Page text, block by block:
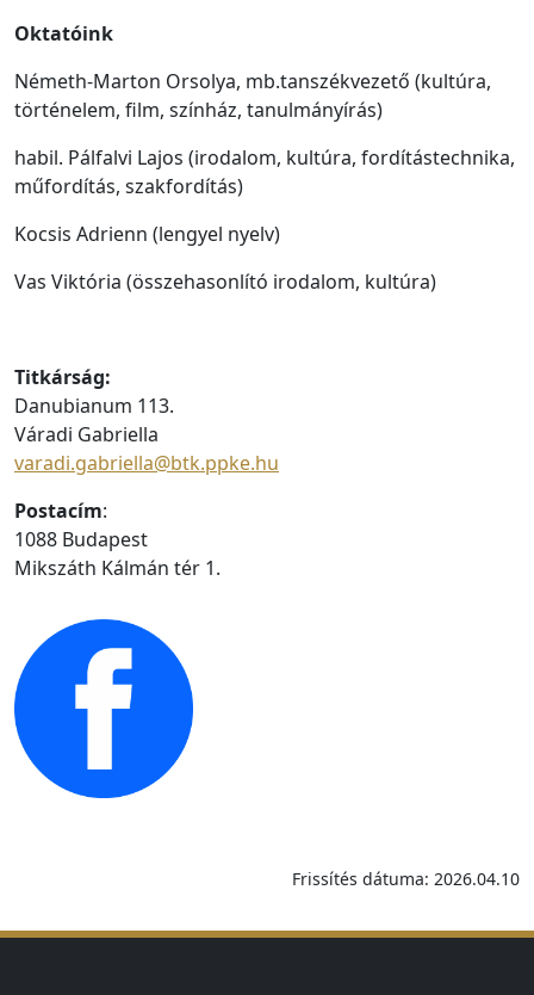
Oktatóink
Németh-Marton Orsolya, mb.tanszékvezető (kultúra,
történelem, film, színház, tanulmányírás)
habil. Pálfalvi Lajos (irodalom, kultúra, fordítástechnika,
műfordítás, szakfordítás)
Kocsis Adrienn (lengyel nyelv)
Vas Viktória (összehasonlító irodalom, kultúra)
Titkárság:
Danubianum 113.
Váradi Gabriella
varadi.gabriella@btk.ppke.hu
Postacím:
1088 Budapest
Mikszáth Kálmán tér 1.
Frissítés dátuma: 2026.04.10